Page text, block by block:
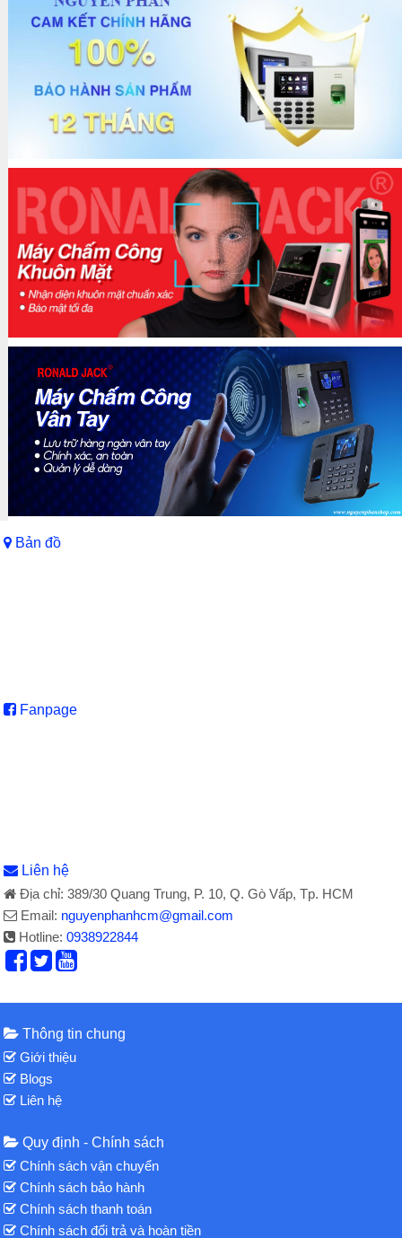
Bản đồ
Fanpage
Liên hệ
Địa chỉ: 389/30 Quang Trung, P. 10, Q. Gò Vấp, Tp. HCM
Email: nguyenphanhcm@gmail.com
Hotline:0938922844
Thông tin chung
Giới thiệu
Blogs
Liên hệ
Quy định - Chính sách
Chính sách vận chuyển
Chính sách bảo hành
Chính sách thanh toán
Chính sách đổi trả và hoàn tiền